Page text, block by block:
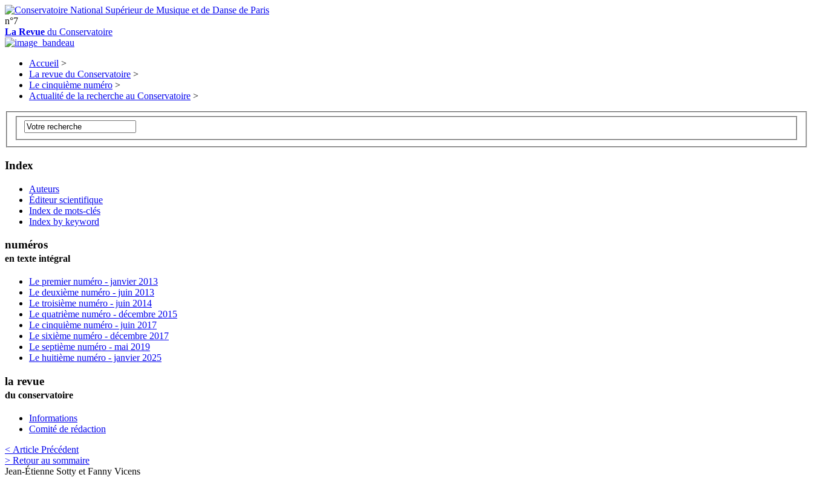
n°7
La Revue du Conservatoire
Accueil >
La revue du Conservatoire >
Le cinquième numéro >
Actualité de la recherche au Conservatoire >
Index
Auteurs
Éditeur scientifique
Index de mots-clés
Index by keyword
numéros
en texte intégral
Le premier numéro - janvier 2013
Le deuxième numéro - juin 2013
Le troisième numéro - juin 2014
Le quatrième numéro - décembre 2015
Le cinquième numéro - juin 2017
Le sixième numéro - décembre 2017
Le septième numéro - mai 2019
Le huitième numéro - janvier 2025
la revue
du conservatoire
Informations
Comité de rédaction
< Article Précédent
> Retour au sommaire
Jean-Étienne Sotty et Fanny Vicens